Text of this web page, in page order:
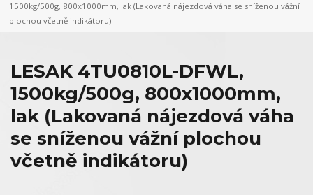
1500kg/500g, 800x1000mm, lak (Lakovaná nájezdová váha se sníženou vážní
plochou včetně indikátoru)
LESAK 4TU0810L-DFWL,
1500kg/500g, 800x1000mm,
lak (Lakovaná nájezdová váha
se sníženou vážní plochou
včetně indikátoru)